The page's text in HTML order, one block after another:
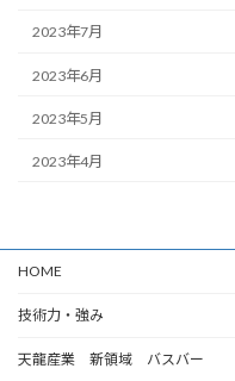
2023年7月
2023年6月
2023年5月
2023年4月
HOME
技術力・強み
天龍産業 新領域 バスバー